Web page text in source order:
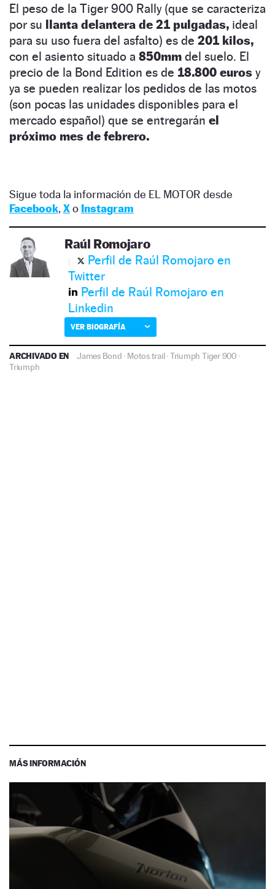
El peso de la Tiger 900 Rally (que se caracteriza
por su llanta delantera de 21 pulgadas, ideal
para su uso fuera del asfalto) es de 201 kilos,
con el asiento situado a 850mm del suelo. El
precio de la Bond Edition es de 18.800 euros y
ya se pueden realizar los pedidos de las motos
(son pocas las unidades disponibles para el
mercado español) que se entregarán el
próximo mes de febrero.
Sigue toda la información de EL MOTOR desde
Facebook, Xo Instagram
Raúl Romojaro
Perfil de Raúl Romojaro en
Twitter
Perfil de Raúl Romojaro en
Linkedin
VER BIOGRAFÍA
ARCHIVADO EN James Bond · Motos trail·Triumph Tiger 900·
Triumph
MÁS INFORMACIÓN